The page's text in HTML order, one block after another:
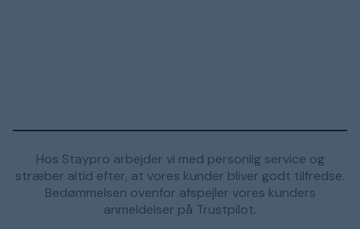
Hos Staypro arbejder vi med personlig service og
stræber altid efter, at vores kunder bliver godt tilfredse.
Bedømmelsen ovenfor afspejler vores kunders
anmeldelser på Trustpilot.